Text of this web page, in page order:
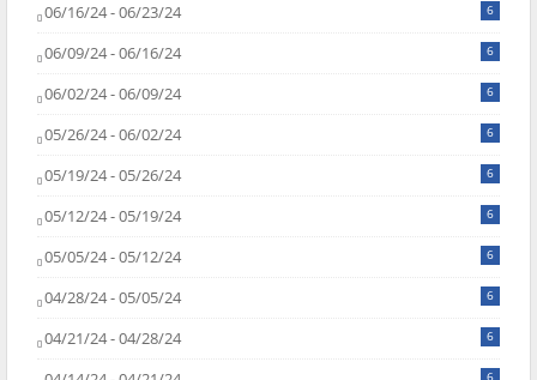
06/16/24 - 06/23/24 6
06/09/24 - 06/16/24 6
06/02/24 - 06/09/24 6
05/26/24 - 06/02/24 6
05/19/24 - 05/26/24 6
05/12/24 - 05/19/24 6
05/05/24 - 05/12/24 6
04/28/24 - 05/05/24 6
04/21/24 - 04/28/24 6
6